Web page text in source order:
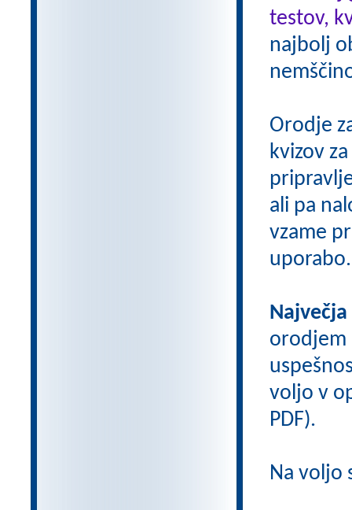
testov,
najbolj
Orodje
kvizov za
ali pa
vzame
uporabo.
orodjem
voljo v
PDF).
Na voljo